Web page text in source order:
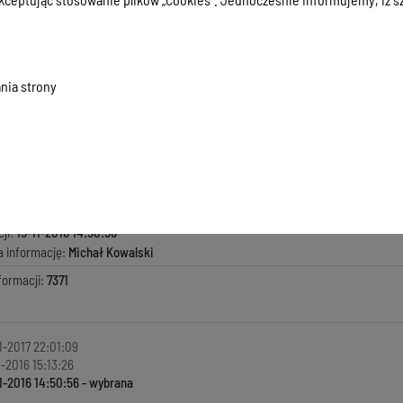
publicznych nieudostępnionych przez Warmińsko-Mazurską Bibliotekę Pedagogiczną w Biuletynie
15-11-2016 14:50:56
informację: Michał Kowalski
7371
2017 22:01:09
2016 15:13:26
2016 14:50:56
strony